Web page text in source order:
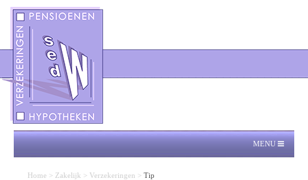
MENU
Home > Zakelijk > Verzekeringen > Tip